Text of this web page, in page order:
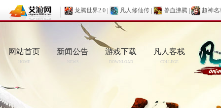
龙腾世界2.0 凡人修仙传 兽血沸腾 超神名
网站首页
HOME
新闻公告
NEWS
游戏下载
DOWNLOAD
凡人客栈
COLLEGE